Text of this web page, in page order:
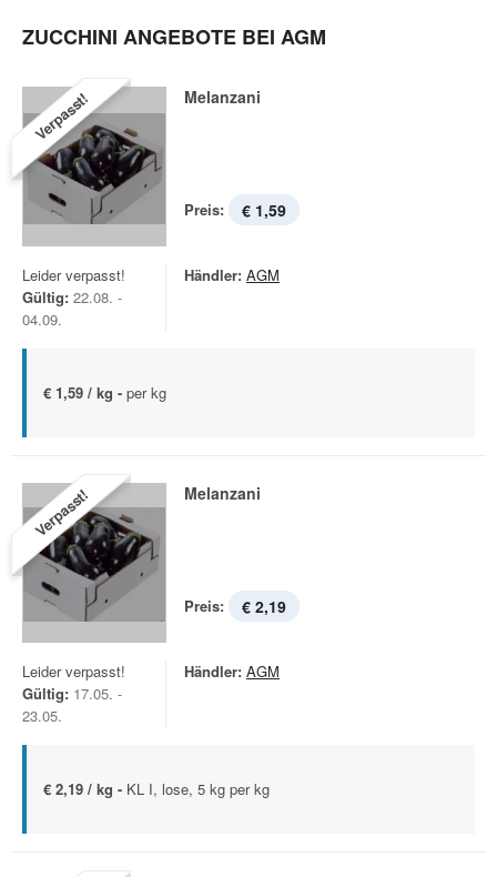
ZUCCHINI ANGEBOTE BEI AGM
Verpasst! Melanzani
Preis: € 1,59
Leider verpasst!
Gültig: 22.08. -
04.09.
Händler: AGM
€ 1,59 / kg - per kg
Verpasst! Melanzani
Preis: € 2,19
Leider verpasst!
Gültig: 17.05. -
23.05.
Händler: AGM
€ 2,19 / kg - KL I, lose, 5 kg per kg